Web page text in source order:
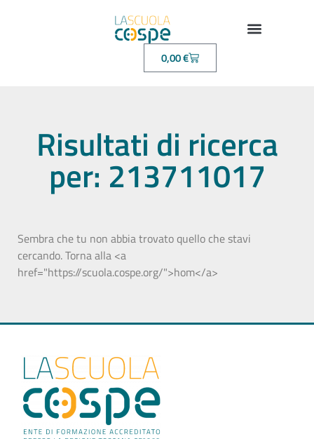
0,00€
Risultati di ricerca
per: 213711017
Sembra che tu non abbia trovato quello che stavi
cercando. Torna alla <a
href="https://scuola.cospe.org/">hom</a>